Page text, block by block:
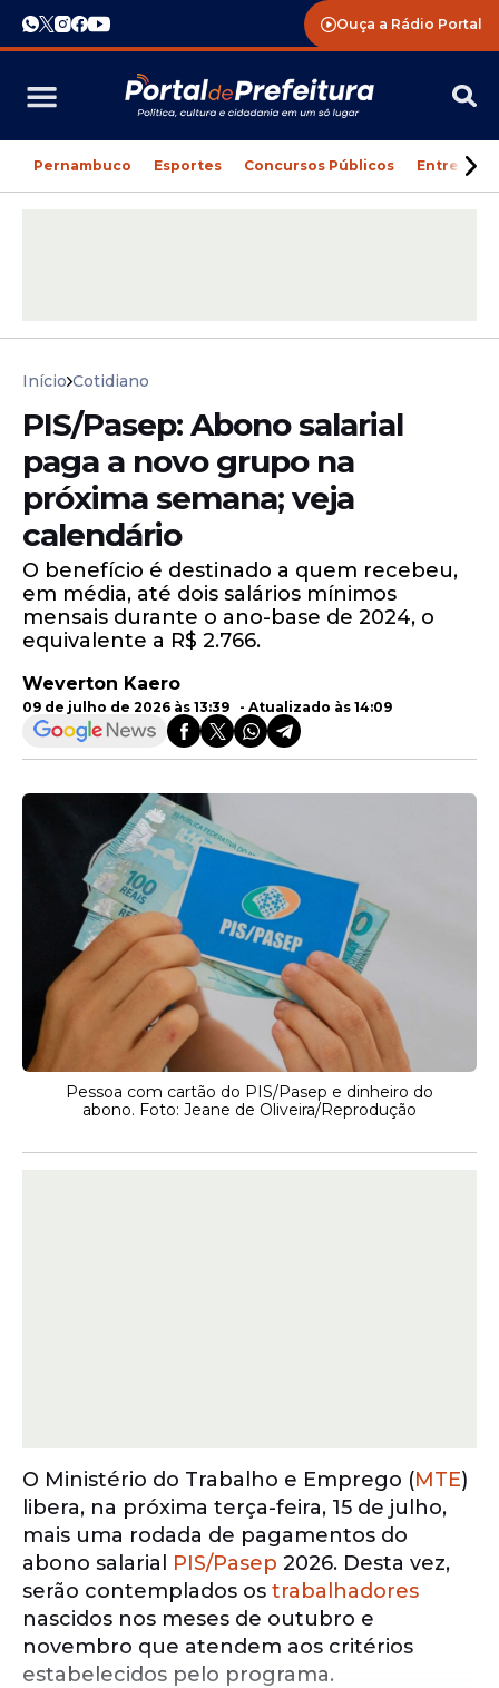
Ouça a Rádio Portal
Pernambuco Esportes Concursos Públicos
Início Cotidiano
PIS/Pasep: Abono salarial
paga a novo grupo na
próxima semana; veja
calendário
O benefício é destinado a quem recebeu,
em média, até dois salários mínimos
mensais durante o ano-base de 2024, o
equivalente a R$ 2.766.
Weverton Kaero
09 de julho de 2026 às 13:39 - Atualizado às 14:09
Pessoa com cartão do PIS/Pasep e dinheiro do
abono. Foto: Jeane de Oliveira/Reprodução
O Ministério do Trabalho e Emprego (MTE)
libera, na próxima terça-feira, 15 de julho,
mais uma rodada de pagamentos do
abono salarial PIS/Pasep 2026. Desta vez,
serão contemplados os trabalhadores
nascidos nos meses de outubro e
novembro que atendem aos critérios
estabelecidos pelo programa.